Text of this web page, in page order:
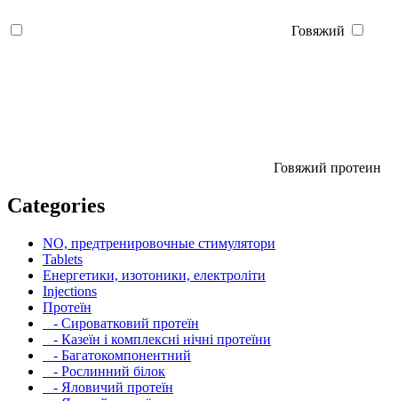
Говяжий
Говяжий протеин
Categories
NO, предтренировочные стимулятори
Tablets
Енергетики, изотоники, електроліти
Injections
Протеїн
- Сироватковий протеїн
- Казеїн і комплексні нічні протеїни
- Багатокомпонентний
- Рослинний білок
- Яловичий протеїн